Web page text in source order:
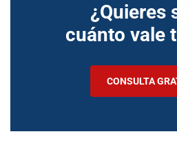
¿Quieres
cuánto vale
CONSULTA